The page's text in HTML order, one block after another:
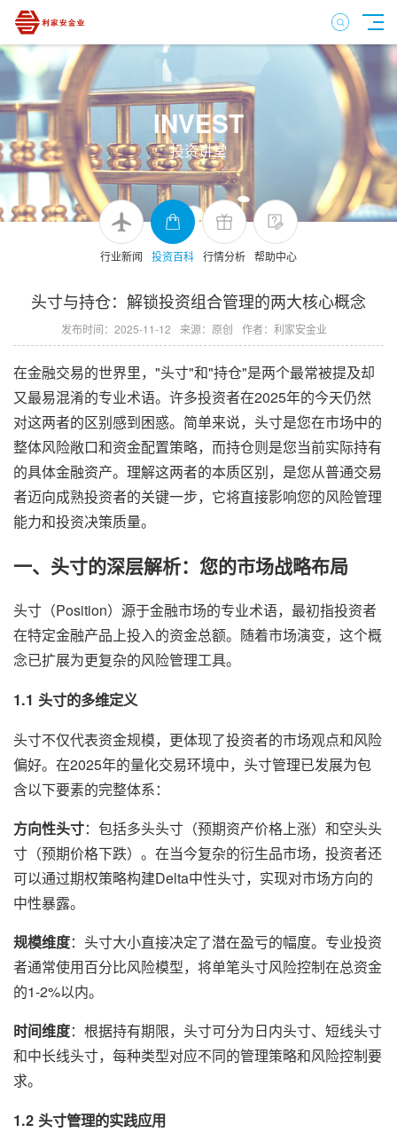
INVEST
投资讲堂
行业新闻 投资百科 行情分析 帮助中心
头寸与持仓：解锁投资组合管理的两大核心概念
发布时间：2025-11-12 来源：原创 作者：利家安金业
在金融交易的世界里，"头寸"和"持仓"是两个最常被提及却
又最易混淆的专业术语。许多投资者在2025年的今天仍然
对这两者的区别感到困惑。简单来说，头寸是您在市场中的
整体风险敞口和资金配置策略，而持仓则是您当前实际持有
的具体金融资产。理解这两者的本质区别，是您从普通交易
者迈向成熟投资者的关键一步，它将直接影响您的风险管理
能力和投资决策质量。
一、头寸的深层解析：您的市场战略布局
头寸（Position）源于金融市场的专业术语，最初指投资者
在特定金融产品上投入的资金总额。随着市场演变，这个概
念已扩展为更复杂的风险管理工具。
1.1 头寸的多维定义
头寸不仅代表资金规模，更体现了投资者的市场观点和风险
偏好。在2025年的量化交易环境中，头寸管理已发展为包
含以下要素的完整体系：
方向性头寸：包括多头头寸（预期资产价格上涨）和空头头
寸（预期价格下跌）。在当今复杂的衍生品市场，投资者还
可以通过期权策略构建Delta中性头寸，实现对市场方向的
中性暴露。
规模维度：头寸大小直接决定了潜在盈亏的幅度。专业投资
者通常使用百分比风险模型，将单笔头寸风险控制在总资金
的1-2%以内。
时间维度：根据持有期限，头寸可分为日内头寸、短线头寸
和中长线头寸，每种类型对应不同的管理策略和风险控制要
求。
1.2 头寸管理的实践应用